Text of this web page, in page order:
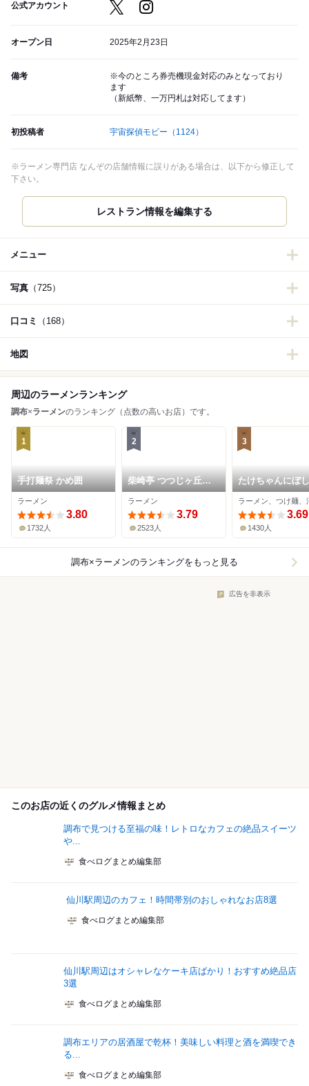
公式アカウント
オープン日 2025年2月23日
備考
※今のところ券売機現金対応のみとなっており
ます
（新紙幣、一万円札は対応してます）
初投稿者 宇宙探偵モビー （1124）
※ラーメン専門店 なんぞの店舗情報に誤りがある場合は、以下から修正して
下さい。
レストラン情報を編集する
メニュー
写真 （725）
口コミ （168）
地図
周辺のラーメンランキング
調布×ラーメンのランキング（点数の高いお店）です。
1
手打麺祭 かめ囲
ラーメン
3.80
1732人
2
柴崎亭 つつじヶ丘本
店
ラーメン
3.79
2523人
3
たけちゃんにぼ
めん
3.69
1430人
調布×ラーメンのランキングをもっと見る
広告を非表示
このお店の近くのグルメ情報まとめ
調布で見つける至福の味！レトロなカフェの絶品スイーツ
や...
食べログまとめ編集部
仙川駅周辺のカフェ！時間帯別のおしゃれなお店8選
食べログまとめ編集部
仙川駅周辺はオシャレなケーキ店ばかり！おすすめ絶品店
3選
食べログまとめ編集部
調布エリアの居酒屋で乾杯！美味しい料理と酒を満喫でき
る...
食べログまとめ編集部